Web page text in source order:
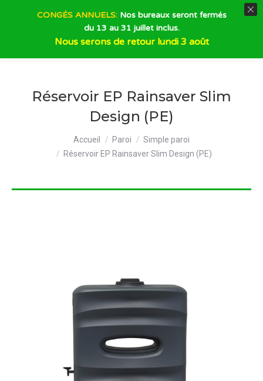
Réservoir EP Rainsaver Slim
Design (PE)
Accueil Paroi
Simple paroi
Réservoir EP Rainsaver Slim Design (PE)
CONGÉS ANNUELS:Nos bureaux seront fermés
du 13 au 31 juillet inclus.
Nous serons de retour lundi 3 août